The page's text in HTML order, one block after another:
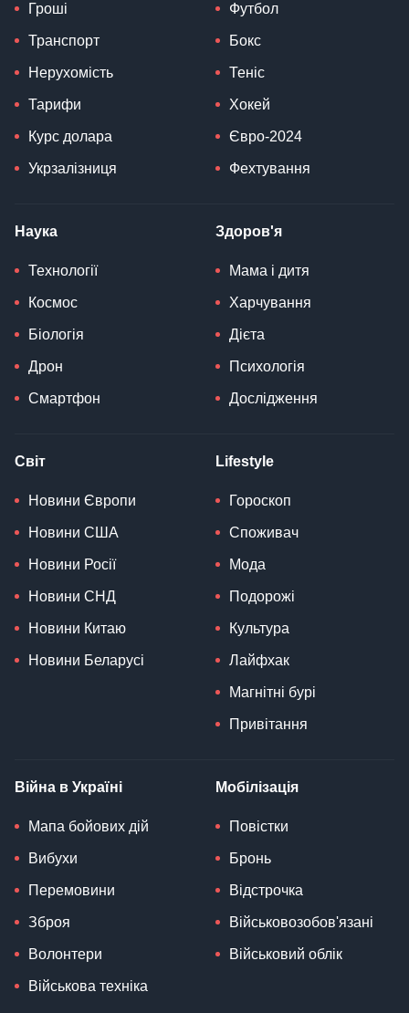
Гроші
Транспорт
Нерухомість
Тарифи
Курс долара
Укрзалізниця
Футбол
Бокс
Теніс
Хокей
Євро-2024
Фехтування
Наука
Технології
Космос
Біологія
Дрон
Смартфон
Здоров'я
Мама і дитя
Харчування
Дієта
Психологія
Дослідження
Світ
Новини Європи
Новини США
Новини Росії
Новини СНД
Новини Китаю
Новини Беларусі
Lifestyle
Гороскоп
Споживач
Мода
Подорожі
Культура
Лайфхак
Магнітні бурі
Привітання
Війна в Україні
Мапа бойових дій
Вибухи
Перемовини
Зброя
Волонтери
Військова техніка
Мобілізація
Повістки
Бронь
Відстрочка
Військовозобов'язані
Військовий облік